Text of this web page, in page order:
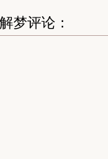
解梦评论：